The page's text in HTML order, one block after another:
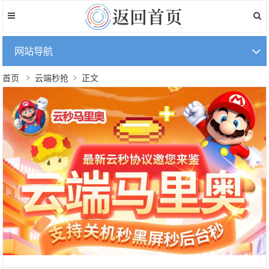
网站导航
首页 云端秒抢 正文